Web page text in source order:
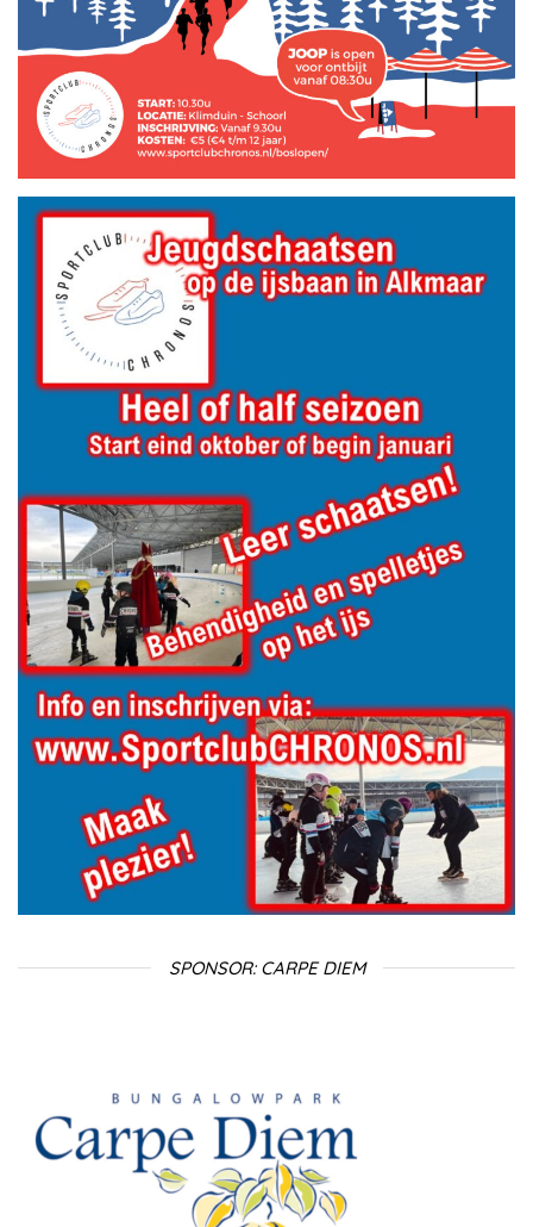
SPONSOR: CARPE DIEM